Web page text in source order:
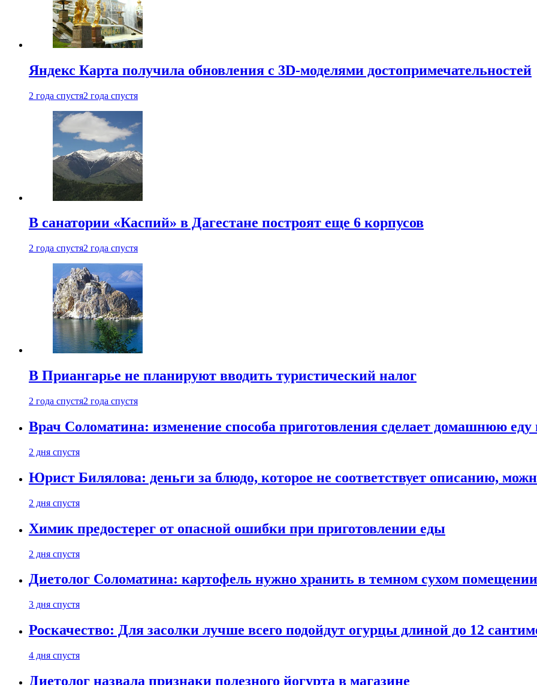
Яндекс Карта получила обновления с 3D-моделями достопримечательностей
2 года спустя2 года спустя
В санатории «Каспий» в Дагестане построят еще 6 корпусов
2 года спустя2 года спустя
В Приангарье не планируют вводить туристический налог
2 года спустя2 года спустя
Врач Соломатина: изменение способа приготовления сделает домашнюю еду
2 дня спустя
Юрист Билялова: деньги за блюдо, которое не соответствует описанию,
2 дня спустя
Химик предостерег от опасной ошибки при приготовлении еды
2 дня спустя
Диетолог Соломатина: картофель нужно хранить в темном сухом помещении
3 дня спустя
Роскачество: Для засолки лучше всего подойдут огурцы длиной до 12
4 дня спустя
Диетолог назвала признаки полезного йогурта в магазине